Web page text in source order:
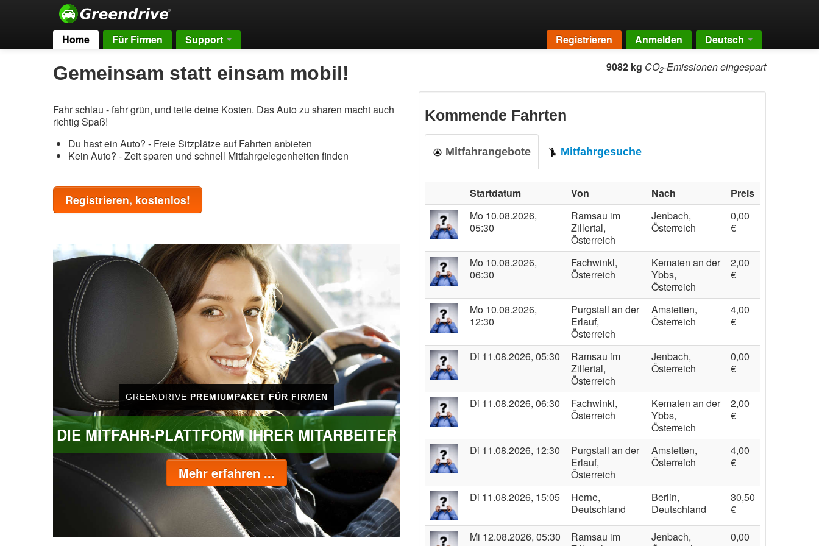
Home Für Firmen Support Registrieren Anmelden
Deutsch
9082 kg CO2-Emissionen eingespart
Gemeinsam statt einsam mobil!
Fahr schlau - fahr grün, und teile deine Kosten. Das Auto zu sharen macht auch
richtig Spaß!
Du hast ein Auto? - Freie Sitzplätze auf Fahrten anbieten
Kein Auto? - Zeit sparen und schnell Mitfahrgelegenheiten finden
Registrieren, kostenlos!
GREENDRIVE PREMIUMPAKET FÜR FIRMEN
DIE MITFAHR-PLATTFORM IHRER MITARBEITER
Mehr erfahren ...
Kommende Fahrten
Mitfahrangebote Mitfahrgesuche
Startdatum Von Nach
Preis
Mo 10.08.2026,
05:30
Ramsau im
Zillertal,
Österreich
Jenbach,
Österreich
0,00
€
Mo 10.08.2026,
06:30
Fachwinkl,
Österreich
Kematen an der
Ybbs,
Österreich
2,00
€
Mo 10.08.2026,
12:30
Purgstall an der
Erlauf,
Österreich
Amstetten,
Österreich
4,00
€
Di 11.08.2026, 05:30
Ramsau im
Zillertal,
Österreich
Jenbach,
Österreich
0,00
€
Di 11.08.2026, 06:30
Fachwinkl,
Österreich
Kematen an der
Ybbs,
Österreich
2,00
€
Di 11.08.2026, 12:30
Purgstall an der
Erlauf,
Österreich
Amstetten,
Österreich
4,00
€
Di 11.08.2026, 15:05
Herne,
Deutschland
Berlin,
Deutschland
30,50
€
Mi 12.08.2026, 05:30
Ramsau im
Jenbach,
0,00